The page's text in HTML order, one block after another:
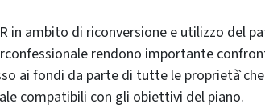
in ambito di riconversione e utilizzo del
rendono importante
ai fondi da parte di tutte le proprietà̀
compatibili con gli obiettivi del piano.